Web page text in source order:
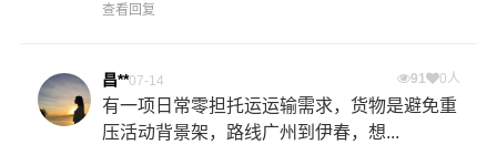
查看回复
昌**07-14 91 0人
有一项日常零担托运运输需求，货物是避免重
压活动背景架，路线广州到伊春，想...